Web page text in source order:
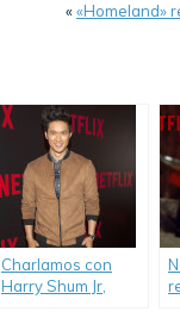
««Homeland»
Charlamos con
Harry Shum Jr,